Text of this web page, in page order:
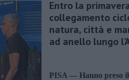
Entro la
collegamento
natura, città e
ad anello lungo
PISA — Hanno preso